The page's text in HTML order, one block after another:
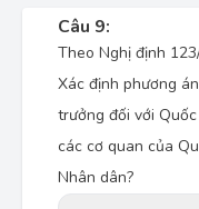
Câu 9:
Theo Nghị định
Xác định phương
trưởng đối với
các cơ quan của
Nhân dân?